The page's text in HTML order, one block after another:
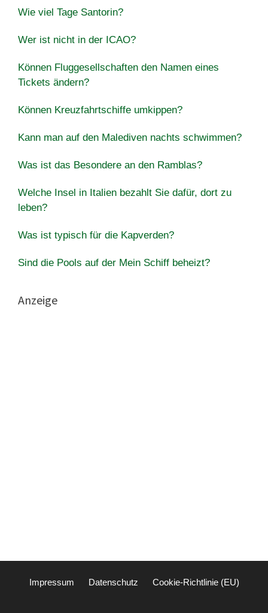
Wie viel Tage Santorin?
Wer ist nicht in der ICAO?
Können Fluggesellschaften den Namen eines
Tickets ändern?
Können Kreuzfahrtschiffe umkippen?
Kann man auf den Malediven nachts schwimmen?
Was ist das Besondere an den Ramblas?
Welche Insel in Italien bezahlt Sie dafür, dort zu
leben?
Was ist typisch für die Kapverden?
Sind die Pools auf der Mein Schiff beheizt?
Anzeige
Impressum Datenschutz Cookie-Richtlinie (EU)